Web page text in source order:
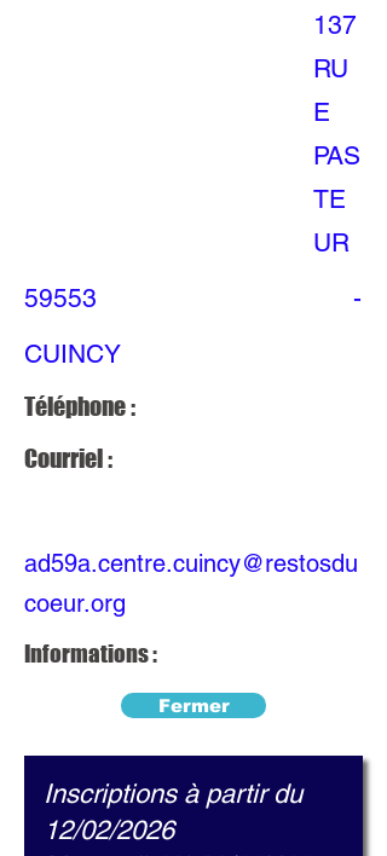
137
RU
E
PAS
TE
UR
59553
-
CUINCY
Téléphone :
Courriel :
ad59a.centre.cuincy@restosdu
coeur.org
Informations :
Fermer